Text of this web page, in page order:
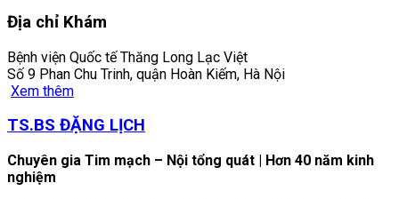
Địa chỉ Khám
Bệnh viện Quốc tế Thăng Long Lạc Việt
Số 9 Phan Chu Trinh, quận Hoàn Kiếm, Hà Nội
Xem thêm
TS.BS ĐẶNG LỊCH
Chuyên gia Tim mạch – Nội tổng quát | Hơn 40 năm kinh
nghiệm